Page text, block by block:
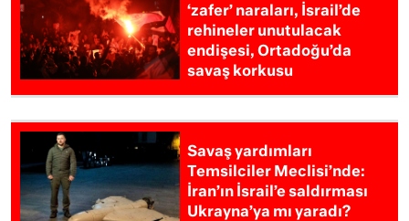
‘zafer’ naraları, İsrail’de
rehineler unutulacak
endişesi, Ortadoğu’da
savaş korkusu
Savaş yardımları
Temsilciler Meclisi’nde:
İran’ın İsrail’e saldırması
Ukrayna’ya mı yaradı?